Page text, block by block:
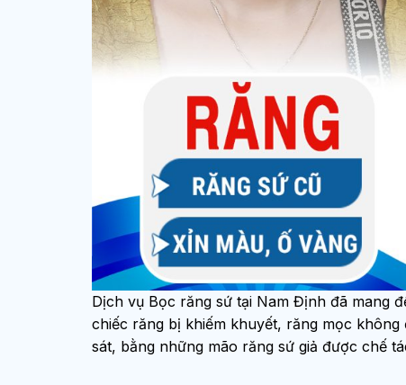
Dịch vụ Bọc răng sứ tại Nam Định đã mang
chiếc răng bị khiếm khuyết, răng mọc
sát, bằng những mão răng sứ giả được chế